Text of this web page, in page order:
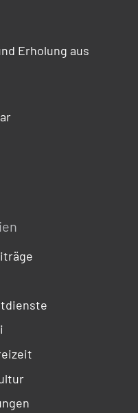
Erholung aus